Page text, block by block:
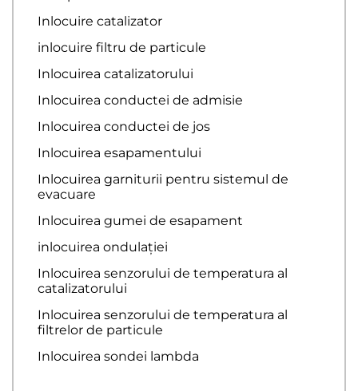
Inlocuire catalizator
inlocuire filtru de particule
Inlocuirea catalizatorului
Inlocuirea conductei de admisie
Inlocuirea conductei de jos
Inlocuirea esapamentului
Inlocuirea garniturii pentru sistemul de
evacuare
Inlocuirea gumei de esapament
inlocuirea ondulației
Inlocuirea senzorului de temperatura al
catalizatorului
Inlocuirea senzorului de temperatura al
filtrelor de particule
Inlocuirea sondei lambda